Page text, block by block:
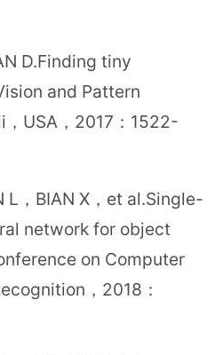
D.Finding tiny
and Pattern
USA，2017：1522-
L，BIAN X，et al.Single-
network for object
on Computer
，2018：